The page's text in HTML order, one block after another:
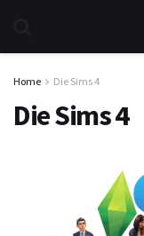
Home Die Sims 4
Die Sims 4